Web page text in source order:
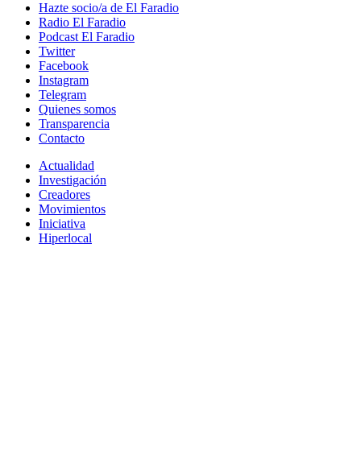
Hazte socio/a de El Faradio
Radio El Faradio
Podcast El Faradio
Twitter
Facebook
Instagram
Telegram
Quienes somos
Transparencia
Contacto
Actualidad
Investigación
Creadores
Movimientos
Iniciativa
Hiperlocal